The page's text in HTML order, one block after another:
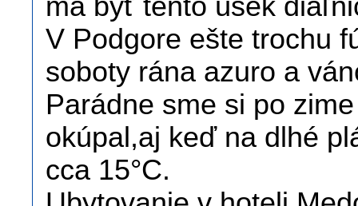
V Podgore ešte trochu
soboty rána azuro a
Parádne sme si po
okúpal,aj keď na dlhé
cca 15°C.